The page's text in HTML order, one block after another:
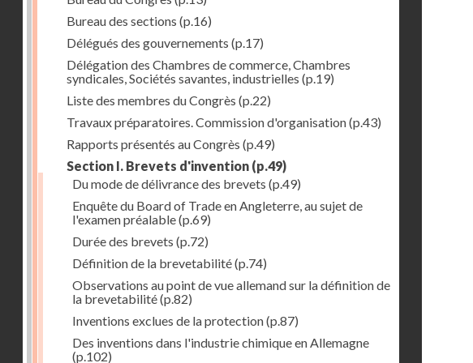
Bureau des sections (p.16)
Délégués des gouvernements (p.17)
Délégation des Chambres de commerce, Chambres
syndicales, Sociétés savantes, industrielles (p.19)
Liste des membres du Congrès (p.22)
Travaux préparatoires. Commission d'organisation(p.43)
Rapports présentés au Congrès (p.49)
Section I. Brevets d'invention (p.49)
Du mode de délivrance des brevets (p.49)
Enquête du Board of Trade en Angleterre, au sujet de
l'examen préalable(p.69)
Durée des brevets (p.72)
Définition de la brevetabilité(p.74)
Observations au point de vue allemand sur la définition de
la brevetabilité(p.82)
Inventions exclues de la protection(p.87)
Des inventions dans l'industrie chimique en Allemagne
(p.102)